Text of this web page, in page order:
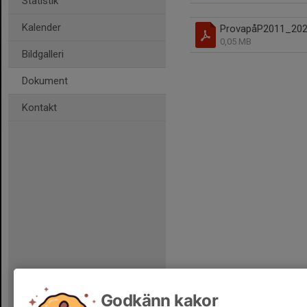
Kalender
Bildgalleri
Dokument
Kontakt
0,05 MB
Godkänn kakor